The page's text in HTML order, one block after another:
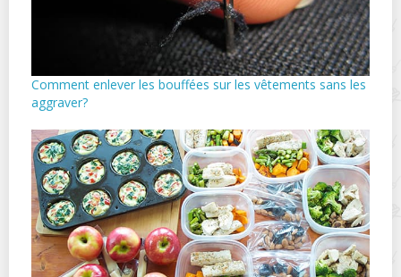
Comment enlever les bouffées sur les vêtements sans les
aggraver?